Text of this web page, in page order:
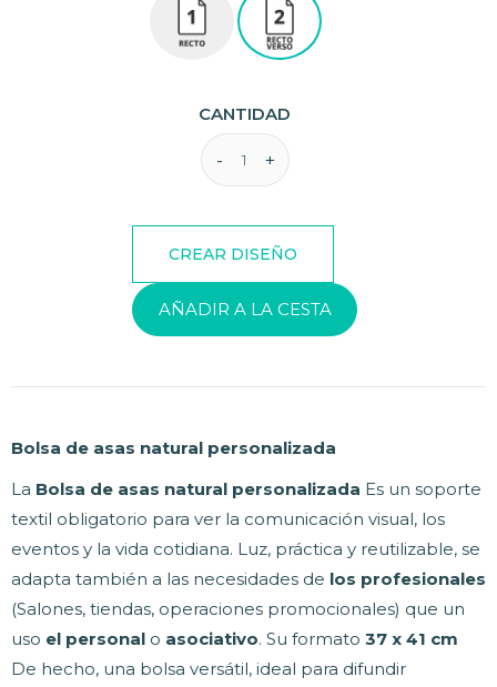
CANTIDAD
AÑADIR A LA CESTA
Bolsa de asas natural personalizada
La Bolsa de asas natural personalizada Es un soporte
textil obligatorio para ver la comunicación visual, los
eventos y la vida cotidiana. Luz, práctica y reutilizable, se
adapta también a las necesidades de los profesionales
(Salones, tiendas, operaciones promocionales) que un
uso el personal o asociativo. Su formato 37 x 41 cm
De hecho, una bolsa versátil, ideal para difundir